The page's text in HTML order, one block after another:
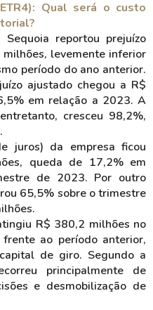
Qual será o custo
reportou prejuízo
levemente inferior
período do ano anterior.
ajustado chegou a R$
em relação a 2023. A
cresceu 98,2%,
juros) da empresa ficou
queda de 17,2% em
de 2023. Por outro
65,5% sobre o trimestre
R$ 380,2 milhões no
ao período anterior,
de giro. Segundo a
principalmente de
e desmobilização de